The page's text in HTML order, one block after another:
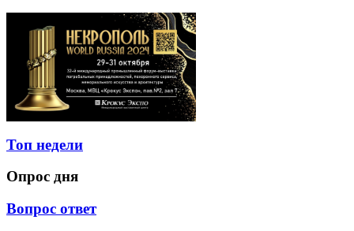
Топ недели
Опрос дня
Вопрос ответ